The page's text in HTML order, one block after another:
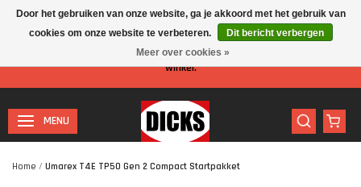
Let op: I.v.m. de zomervakantie is er minder personeel aanwezig in de
winkel.
MENU
Home / Umarex T4E TP50 Gen 2 Compact Startpakket
Door het gebruiken van onze website, ga je akkoord met het gebruik van
cookies om onze website te verbeteren.
Dit bericht verbergen
Meer over cookies »